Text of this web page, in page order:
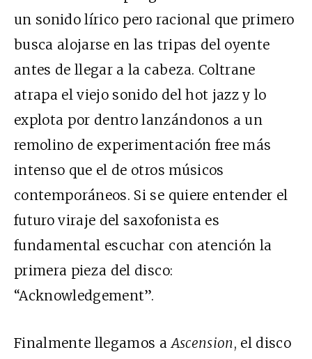
un sonido lírico pero racional que primero
busca alojarse en las tripas del oyente
antes de llegar a la cabeza. Coltrane
atrapa el viejo sonido del hot jazz y lo
explota por dentro lanzándonos a un
remolino de experimentación free más
intenso que el de otros músicos
contemporáneos. Si se quiere entender el
futuro viraje del saxofonista es
fundamental escuchar con atención la
primera pieza del disco:
“Acknowledgement”.
Finalmente llegamos aAscension, el disco